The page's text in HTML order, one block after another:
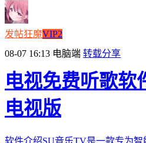
发帖狂魔VIP2
08-07 16:13 电脑端 转载分享
电视免费听歌软
电视版
软件介绍SU音乐TV是一款专为